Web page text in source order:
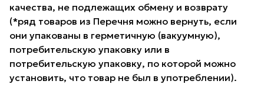
качества, не подлежащих обмену и возврату
(*ряд товаров из Перечня можно вернуть, если
они упакованы в герметичную (вакуумную),
потребительскую упаковку или в
потребительскую упаковку, по которой можно
установить, что товар не был в употреблении).